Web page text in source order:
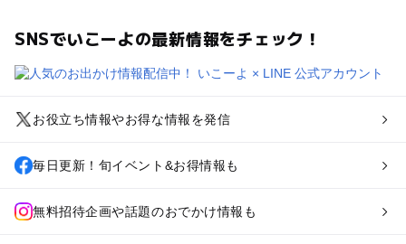
SNSでいこーよの最新情報をチェック！
お役立ち情報やお得な情報を発信
毎日更新！旬イベント&お得情報も
無料招待企画や話題のおでかけ情報も